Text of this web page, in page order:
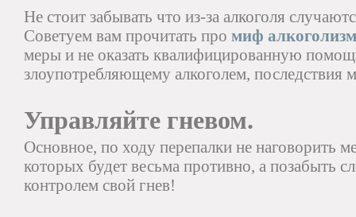
Не стоит забывать что из-за алкоголя
Советуем вам прочитать про миф
меры и не оказать квалифицированную
злоупотребляющему алкоголем, последствия
Управляйте гневом.
Основное, по ходу перепалки не наговорить
которых будет весьма противно, а позабыть
контролем свой гнев!